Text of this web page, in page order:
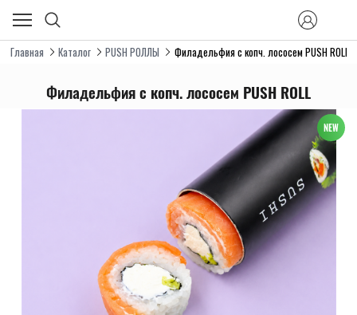
Главная Каталог PUSH РОЛЛЫ Филадельфия с копч. лососем PUSH ROLL
Филадельфия с копч. лососем PUSH ROLL